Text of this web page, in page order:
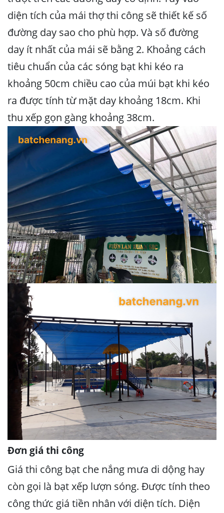
diện tích của mái thợ thi công sẽ thiết kế số
đường day sao cho phù hợp. Và số đường
day ít nhất của mái sẽ bằng 2. Khoảng cách
tiêu chuẩn của các sóng bạt khi kéo ra
khoảng 50cm chiều cao của múi bạt khi kéo
ra được tính từ mặt day khoảng 18cm. Khi
thu xếp gọn gàng khoảng 38cm.
Đơn giá thi công
Giá thi công bạt che nắng mưa di dộng hay
còn gọi là bạt xếp lượn sóng. Được tính theo
công thức giá tiền nhân với diện tích. Diện